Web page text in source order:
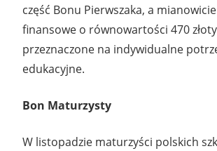
część Bonu Pierwszaka, a
finansowe o równowartości 470
przeznaczone na indywidualne
edukacyjne.
Bon Maturzysty
W listopadzie maturzyści polskich